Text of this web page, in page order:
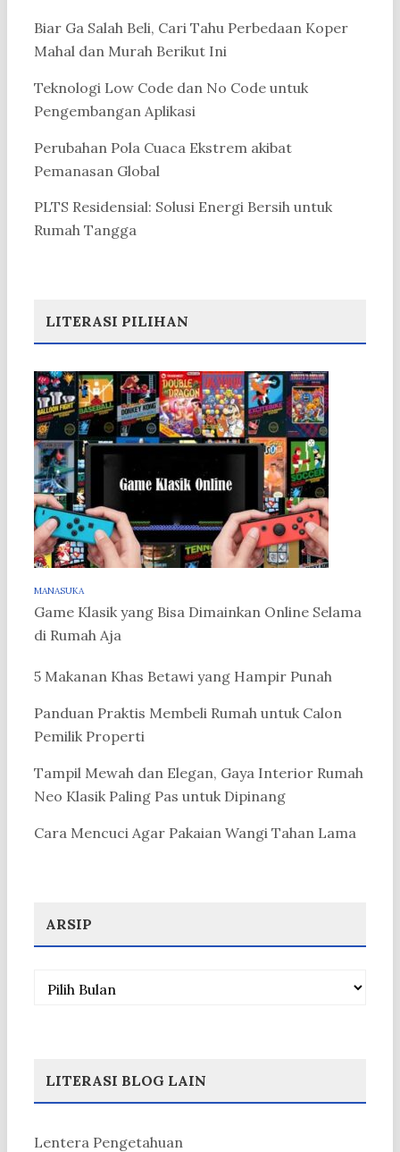
Biar Ga Salah Beli, Cari Tahu Perbedaan Koper
Mahal dan Murah Berikut Ini
Teknologi Low Code dan No Code untuk
Pengembangan Aplikasi
Perubahan Pola Cuaca Ekstrem akibat
Pemanasan Global
PLTS Residensial: Solusi Energi Bersih untuk
Rumah Tangga
LITERASI PILIHAN
MANASUKA
Game Klasik yang Bisa Dimainkan Online Selama
di Rumah Aja
5 Makanan Khas Betawi yang Hampir Punah
Panduan Praktis Membeli Rumah untuk Calon
Pemilik Properti
Tampil Mewah dan Elegan, Gaya Interior Rumah
Neo Klasik Paling Pas untuk Dipinang
Cara Mencuci Agar Pakaian Wangi Tahan Lama
ARSIP
Arsip
LITERASI BLOG LAIN
Lentera Pengetahuan